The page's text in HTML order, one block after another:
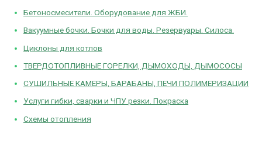
Бетоносмесители. Оборудование для ЖБИ.
Вакуумные бочки. Бочки для воды. Резервуары. Силоса.
Циклоны для котлов
ТВЕРДОТОПЛИВНЫЕ ГОРЕЛКИ, ДЫМОХОДЫ, ДЫМОСОСЫ
СУШИЛЬНЫЕ КАМЕРЫ, БАРАБАНЫ, ПЕЧИ ПОЛИМЕРИЗАЦИИ
Услуги гибки, сварки и ЧПУ резки. Покраска
Схемы отопления